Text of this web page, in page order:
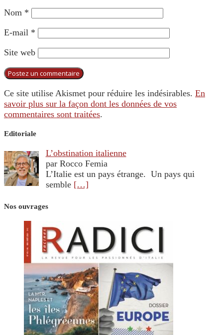
Nom *
E-mail *
Site web
Ce site utilise Akismet pour réduire les indésirables. En
savoir plus sur la façon dont les données de vos
commentaires sont traitées.
Editoriale
L’obstination italienne
par Rocco Femia
L’Italie est un pays étrange. Un pays qui
semble […]
Nos ouvrages